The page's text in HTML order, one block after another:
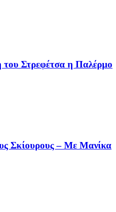
του Στρεφέτσα η Παλέρμο
Σκίουρους – Με Μανίκα